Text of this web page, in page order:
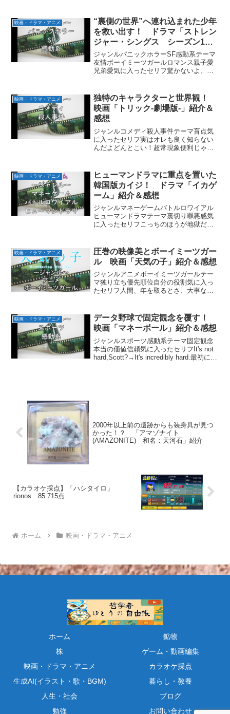
映画・ドラマ・アニメ
“裏側の世界”へ連れ込まれた少年
を救い出す！ ドラマ「ストレン
ジャー・シングス シーズン1」
紹介＆感想
ジャンルパニックホラーSF感動系テーマ
友情ボーイミーツガールロマンス親子愛
兄弟愛気に入ったセリフ驚かないよ、不
ろ！見どころ断片的な真実が繋がってい
く展開少年たちの友情ウィ...
映画・ドラマ・アニメ
独特のキャラクターと世界観！
映画「トリック-劇場版-」紹介＆
感想
ジャンルコメディ殺人事件テーマ盲点気
に入ったセリフ実はオレも良く知らない
んだよどんとこい！超常現象便利じゃな
いんじゃあ！お前らのやっていること
は、全部全て丸っとどこまで...
映画・ドラマ・アニメ
ヒューマンドラマに重点を置いた
韓国版カイジ！ ドラマ「イカゲ
ーム」紹介＆感想
ジャンルマネーゲームバトルロワイアル
ヒューマンドラマテーマ裏切り罪悪感気
に入ったセリフこっちのほうが地獄だ。
られなかった。まともに生きてみたいん
です、一番前で堂々と。裏...
映画・ドラマ・アニメ
圧巻の映像美とボーイミーツガー
ル 映画「天気の子」紹介＆感想
ジャンルアニメボーイミーツガールテー
マ独り立ち優先順位自分の役割気に入っ
たセリフ人間、年を取るとさ、大事なも
上じゃねーか・・・！気にすんなよ青
年、世界なんてさ、どうせ元...
映画・ドラマ・アニメ
データ野球で固定観念を覆す！
映画「マネーボール」紹介＆感想
ジャンルスポーツ感動系テーマ固定観念
本当の価値信頼気に入ったセリフIt's not
hard,Scott?→It's incredibly hard.最初に何
2000年以上前の遺跡からも装身具が見つ
かった！？ 「アマゾナイト
(AMAZONITE) 和名：天河石」紹介
【カラオケ採点】「ハシタイロ」
rionos 85.715点
ホーム 映画・ドラマ・アニメ
ホーム
鉱物
株
ゲーム・動画編集
映画・ドラマ・アニメ
カラオケ採点
生成AI(イラスト・歌・BGM)
暮らし・教養
人生・社会
ブログ
勉強
お問い合わせ